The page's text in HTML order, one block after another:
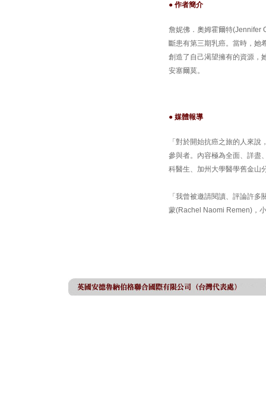
● 作者簡介
詹妮佛．奧姆霍爾特(Jennifer
斷患有第三期乳癌。當時，她
創造了自己渴望擁有的資源，
安塞爾莫。
● 媒體報導
「對於開始抗癌之旅的人來
參與者。內容極為全面、詳盡
科醫生、加州大學醫學舊金山
「我曾被邀請閱讀、評論許
蒙(Rachel Naomi Remen)，